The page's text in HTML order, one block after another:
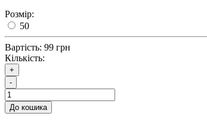
Розмір:
50
Вартість: 99 грн
Кількість:
+
-
До кошика